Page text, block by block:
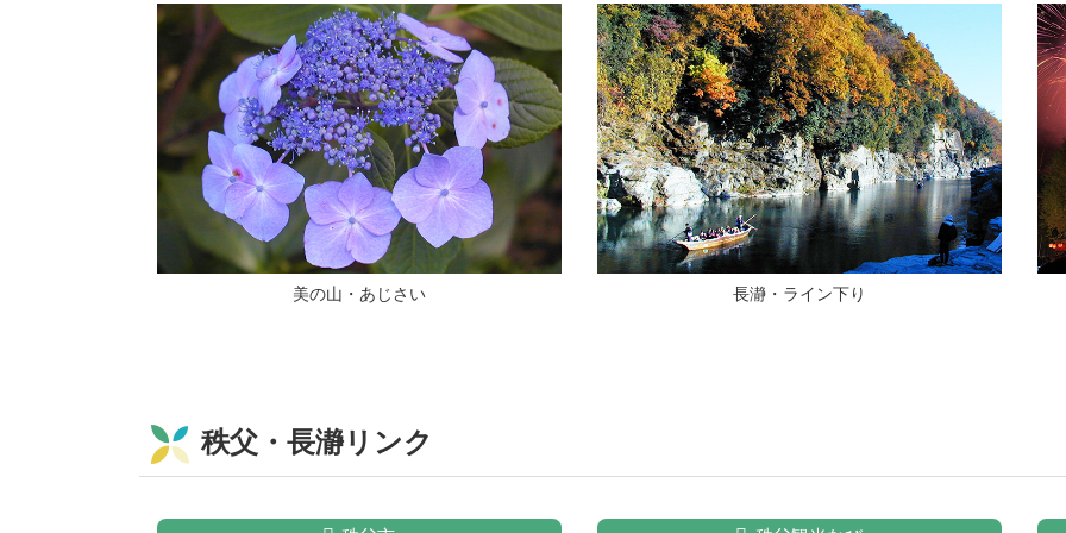
美の山・あじさい 長瀞・ライン下り
秩父・長瀞リンク